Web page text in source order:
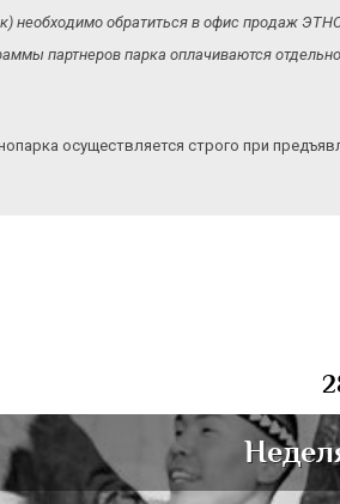
необходимо обратиться в офис продаж
партнеров парка оплачиваются
осуществляется строго при